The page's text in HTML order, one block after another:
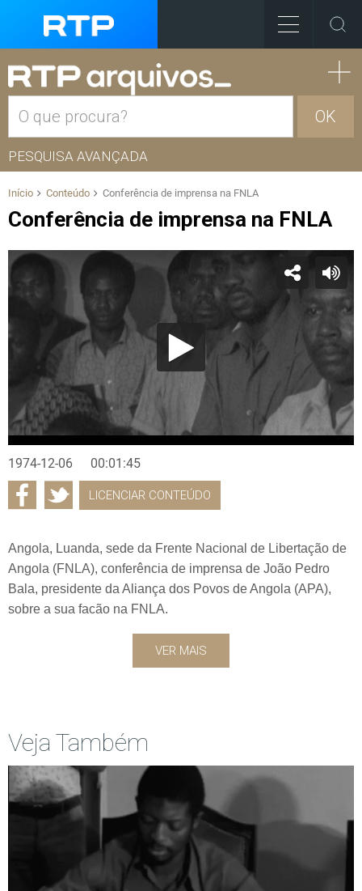
OK
PESQUISA AVANÇADA
Início Conteúdo Conferência de imprensa na FNLA
Conferência de imprensa na FNLA
1974-12-06 00:01:45
LICENCIAR CONTEÚDO
Angola, Luanda, sede da Frente Nacional de Libertação de
Angola (FNLA), conferência de imprensa de João Pedro
Bala, presidente da Aliança dos Povos de Angola (APA),
sobre a sua facão na FNLA.
VER MAIS
Veja Também